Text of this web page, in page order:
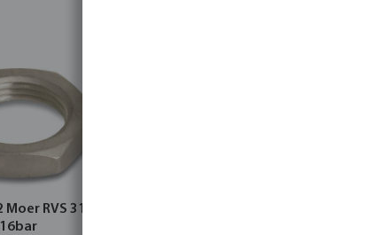
RVS 316 3/8"